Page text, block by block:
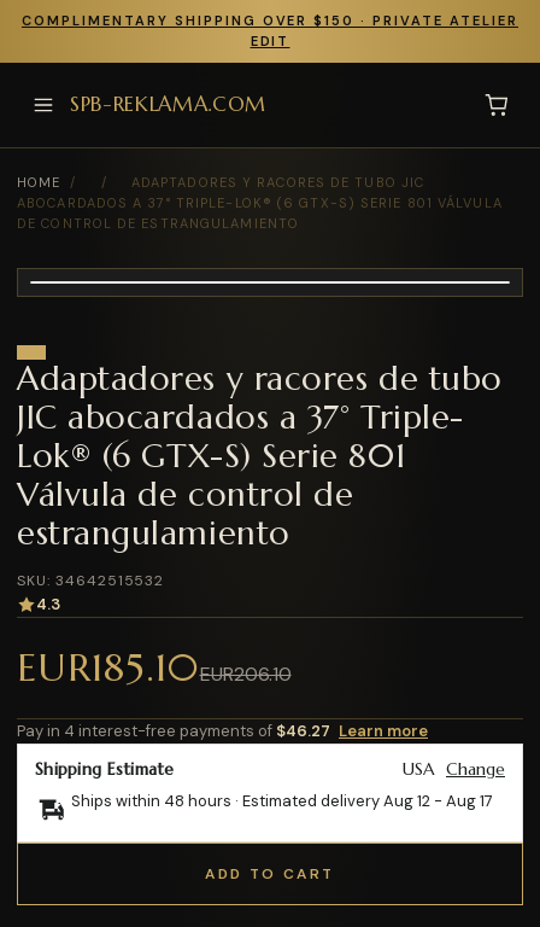
COMPLIMENTARY SHIPPING OVER $150 · PRIVATE ATELIER
EDIT
SPB-REKLAMA.COM
HOME / /
ADAPTADORES Y RACORES DE TUBO JIC
ABOCARDADOS A 37° TRIPLE-LOK® (6 GTX-S) SERIE 801 VÁLVULA
DE CONTROL DE ESTRANGULAMIENTO
Adaptadores y racores de tubo
JIC abocardados a 37° Triple-
Lok® (6 GTX-S) Serie 801
Válvula de control de
estrangulamiento
SKU: 34642515532
4.3
EUR185.10EUR206.10
Pay in 4 interest-free payments of $46.27 Learn more
Shipping Estimate USA Change
Ships within 48 hours · Estimated deliveryAug 12 - Aug 17
ADD TO CART